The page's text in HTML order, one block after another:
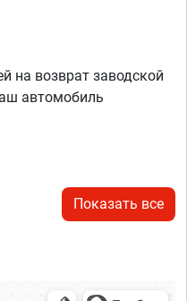
на возврат заводской
автомобиль
Показать все